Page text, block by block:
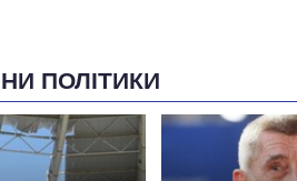
ПОЛІТИКИ